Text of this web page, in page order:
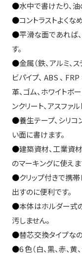
●水中で書けたり、
●コントラストよくな
●平滑な面であれば
す。
●金属（鉄、アルミ、
ビパイプ、 ABS 、
革、ゴム、ホワイトボー
ンクリート、アスファ
●養生テープ、シリ
い面に書けます。
●建築資材、工業資
のマーキングに使えま
●クリップ付きで携帯
出すのに便利です。
●本体はホルダー式
汚しません。
●替芯交換タイプな
●6 色（白、黒、赤、